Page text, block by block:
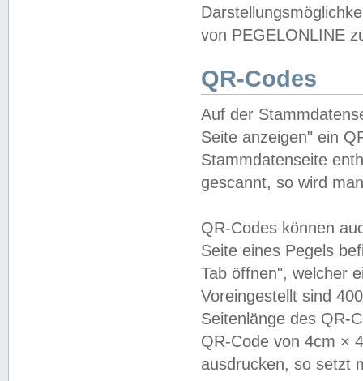
von PEGELONLINE
QR-Codes
Auf der
Seite anzeigen" ein
Stammdatenseite
gescannt, so wird
QR-Codes können
Seite eines Pegels
Tab öffnen", welcher
Voreingestellt sind
Seitenlänge des QR-
QR-Code von 4cm ×
ausdrucken, so setzt